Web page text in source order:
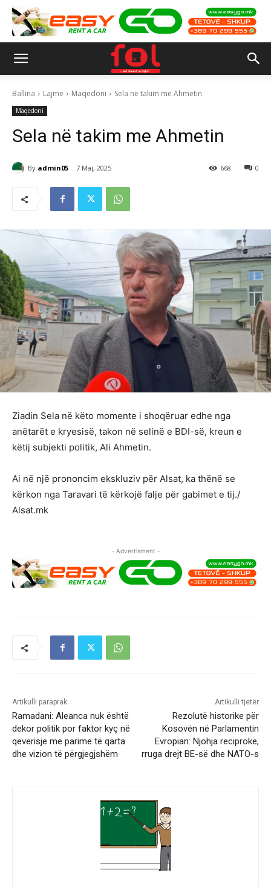
Ballina Lajme Maqedoni Sela në takim me Ahmetin
Maqedoni
Sela në takim me Ahmetin
By admin05 7 Maj, 2025 0
668
Ziadin Sela në këto momente i shoqëruar edhe nga
anëtarët e kryesisë, takon në selinë e BDI-së, kreun e
këtij subjekti politik, Ali Ahmetin.
Ai në një prononcim ekskluziv për Alsat, ka thënë se
kërkon nga Taravari të kërkojë falje për gabimet e tij./
Alsat.mk
- Advertisment -
Artikulli paraprak
Ramadani: Aleanca nuk është
dekor politik por faktor kyç në
qeverisje me parime të qarta
dhe vizion të përgjegjshëm
Artikulli tjetër
Rezolutë historike për
Kosovën në Parlamentin
Evropian: Njohja reciproke,
rruga drejt BE-së dhe NATO-s